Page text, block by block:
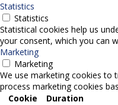
Statistics
Statistics
Statistical cookies help us
your consent, which you can
Marketing
Marketing
We use marketing cookies to
process marketing cookies
Cookie
Duration